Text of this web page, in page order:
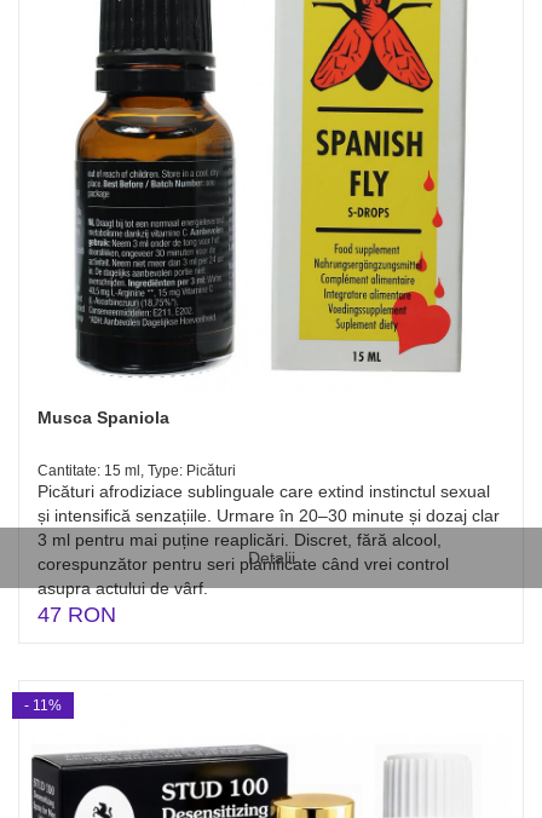
Detalii
Musca Spaniola
Cantitate: 15 ml, Type: Picături
Picături afrodiziace sublinguale care extind instinctul sexual
și intensifică senzațiile. Urmare în 20–30 minute și dozaj clar
3 ml pentru mai puține reaplicări. Discret, fără alcool,
corespunzător pentru seri planificate când vrei control
asupra actului de vârf.
47 RON
- 11%